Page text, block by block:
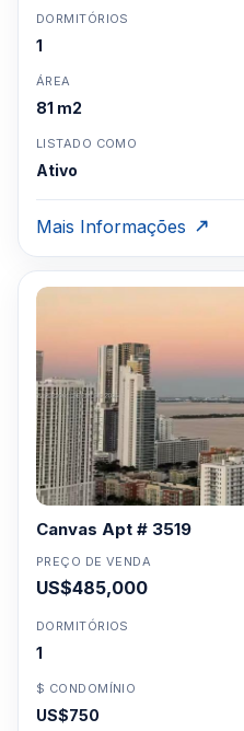
DORMITÓRIOS
1
ÁREA
81 m2
LISTADO COMO
Ativo
Mais Informações
Canvas Apt # 3519
PREÇO DE VENDA
US$485,000
DORMITÓRIOS
1
$ CONDOMÍNIO
US$750